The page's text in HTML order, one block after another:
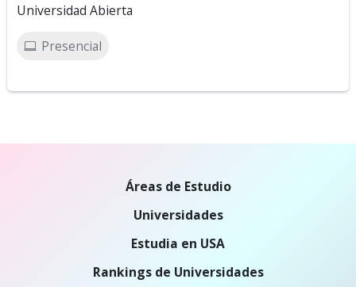
Universidad Abierta
Presencial
Áreas de Estudio
Universidades
Estudia en USA
Rankings de Universidades